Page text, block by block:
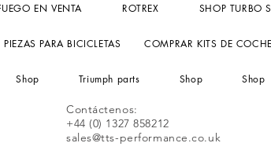
EN VENTA ROTREX SHOP TURBO
PARA BICICLETAS COMPRAR KITS DE COCHE
Shop Triumph parts Shop Shop
Contáctenos:
+44 (0) 1327 858212
sales@tts-performance.co.uk